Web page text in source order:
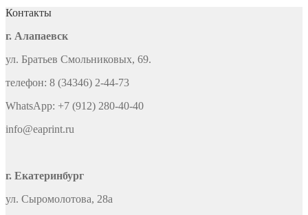
Контакты
г. Алапаевск
ул. Братьев Смольниковых, 69.
телефон: 8 (34346) 2-44-73
WhatsApp: +7 (912) 280-40-40
info@eaprint.ru
г. Екатеринбург
ул. Сыромолотова, 28а